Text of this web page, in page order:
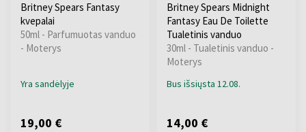
Britney Spears Fantasy
kvepalai
50ml - Parfumuotas vanduo
- Moterys
Yra sandėlyje
19,00 €
Britney Spears Midnight
Fantasy Eau De Toilette
Tualetinis vanduo
30ml - Tualetinis vanduo -
Moterys
Bus išsiųsta 12.08.
14,00 €